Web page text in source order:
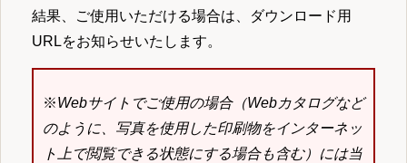
結果、ご使用いただける場合は、ダウンロード用
URLをお知らせいたします。
※Webサイトでご使用の場合（Webカタログなど
のように、写真を使用した印刷物をインターネッ
ト上で閲覧できる状態にする場合も含む）には当